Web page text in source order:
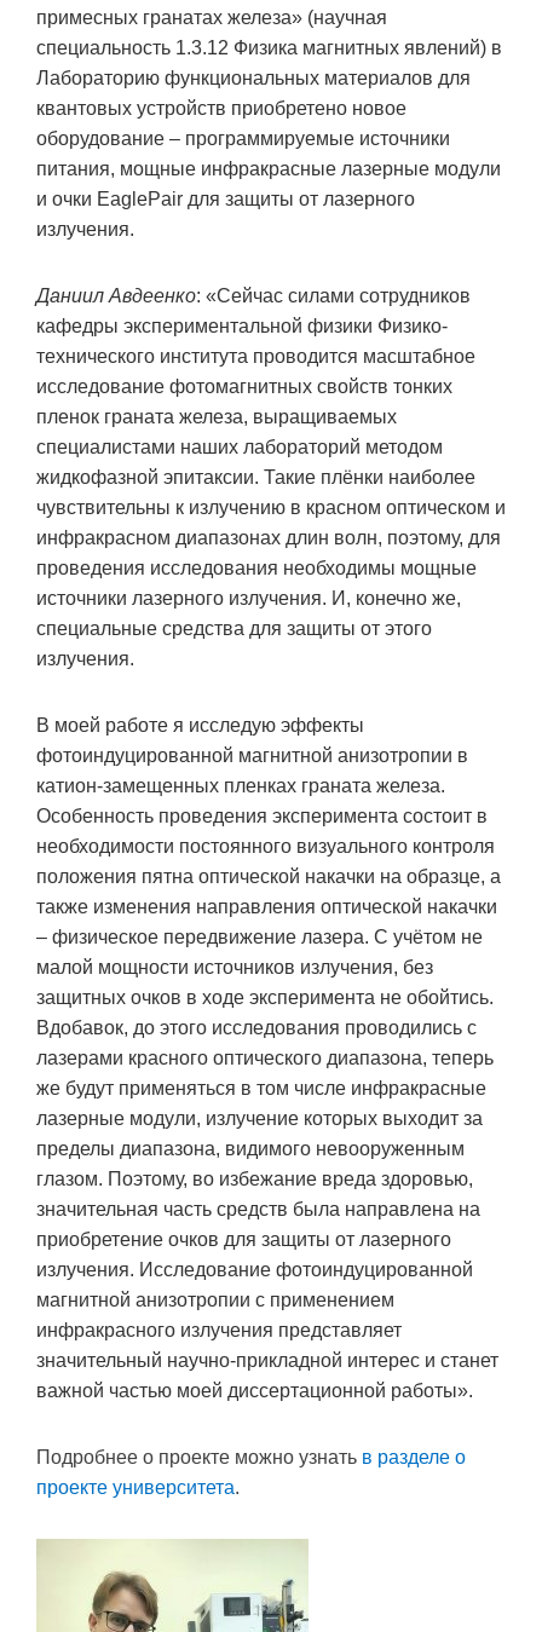
примесных гранатах железа» (научная
специальность 1.3.12 Физика магнитных явлений) в
Лабораторию функциональных материалов для
квантовых устройств приобретено новое
оборудование – программируемые источники
питания, мощные инфракрасные лазерные модули
и очки EaglePair для защиты от лазерного
излучения.
Даниил Авдеенко: «Сейчас силами сотрудников
кафедры экспериментальной физики Физико-
технического института проводится масштабное
исследование фотомагнитных свойств тонких
пленок граната железа, выращиваемых
специалистами наших лабораторий методом
жидкофазной эпитаксии. Такие плёнки наиболее
чувствительны к излучению в красном оптическом и
инфракрасном диапазонах длин волн, поэтому, для
проведения исследования необходимы мощные
источники лазерного излучения. И, конечно же,
специальные средства для защиты от этого
излучения.
В моей работе я исследую эффекты
фотоиндуцированной магнитной анизотропии в
катион-замещенных пленках граната железа.
Особенность проведения эксперимента состоит в
необходимости постоянного визуального контроля
положения пятна оптической накачки на образце, а
также изменения направления оптической накачки
– физическое передвижение лазера. С учётом не
малой мощности источников излучения, без
защитных очков в ходе эксперимента не обойтись.
Вдобавок, до этого исследования проводились с
лазерами красного оптического диапазона, теперь
же будут применяться в том числе инфракрасные
лазерные модули, излучение которых выходит за
пределы диапазона, видимого невооруженным
глазом. Поэтому, во избежание вреда здоровью,
значительная часть средств была направлена на
приобретение очков для защиты от лазерного
излучения. Исследование фотоиндуцированной
магнитной анизотропии с применением
инфракрасного излучения представляет
значительный научно-прикладной интерес и станет
важной частью моей диссертационной работы».
Подробнее о проекте можно узнать в разделе о
проекте университета.